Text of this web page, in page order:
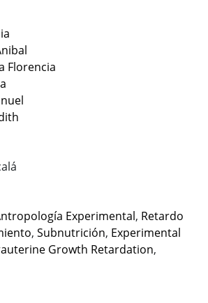
Florencia
Experimental, Retardo
, Subnutrición, Experimental
Growth Retardation,